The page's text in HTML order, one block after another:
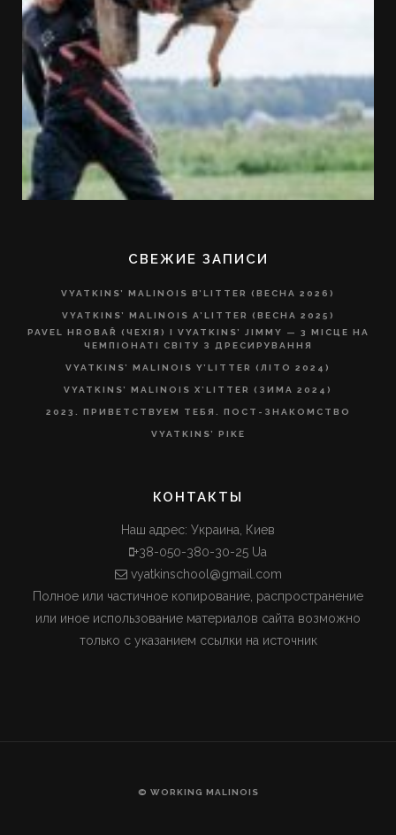
СВЕЖИЕ ЗАПИСИ
VYATKINS’ MALINOIS B’LITTER (ВЕСНА 2026)
VYATKINS’ MALINOIS A’LITTER (ВЕСНА 2025)
PAVEL HROBAŘ (ЧЕХІЯ) І VYATKINS’ JIMMY — 3 МІСЦЕ НА
ЧЕМПІОНАТІ СВІТУ З ДРЕСИРУВАННЯ
VYATKINS’ MALINOIS Y’LITTER (ЛІТО 2024)
VYATKINS’ MALINOIS X’LITTER (ЗИМА 2024)
2023. ПРИВЕТСТВУЕМ ТЕБЯ. ПОСТ-ЗНАКОМСТВО
VYATKINS’ PIKE
КОНТАКТЫ
Наш адрес: Украина, Киев
+38-050-380-30-25 Ua
vyatkinschool@gmail.com
Полное или частичное копирование, распространение
или иное использование материалов сайта возможно
только с указанием ссылки на источник
© WORKING MALINOIS